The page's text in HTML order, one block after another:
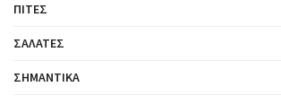
ΠΊΤΕΣ
ΣΑΛΆΤΕΣ
ΣΗΜΑΝΤΙΚΆ